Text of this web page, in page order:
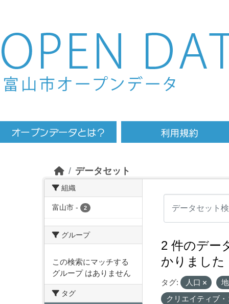
Skip to main content
データセット
組織
富山市 - 2
グループ
この検索にマッチする
グループ はありません
タグ
2 件のデー
かりました
タグ: 人口
クリエイティブ